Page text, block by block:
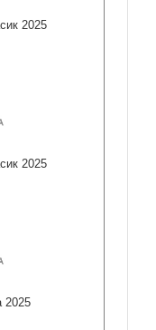
2025
2025
2025